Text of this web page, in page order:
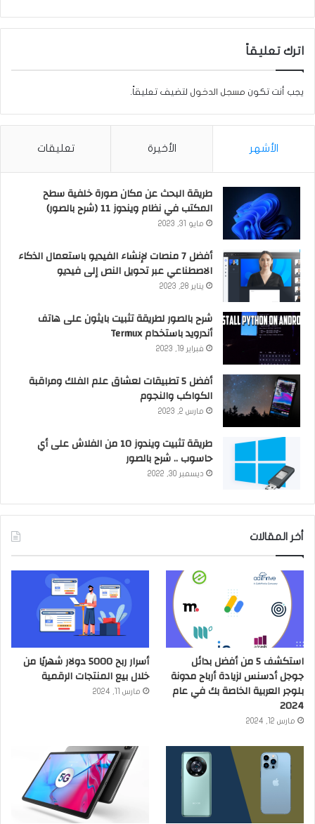
اترك تعليقاً
يجب أنت تكون مسجل الدخول لتضيف تعليقاً.
الأشهر الأخيرة تعليقات
طريقة البحث عن مكان صورة خلفية سطح
المكتب في نظام ويندوز 11 (شرح بالصور)
مايو 31, 2023
أفضل 7 منصات لإنشاء الفيديو باستعمال الذكاء
الاصطناعي عبر تحويل النص إلى فيديو
يناير 28, 2023
شرح بالصور لطريقة تثبيت بايثون على هاتف
أندرويد باستخدام Termux
فبراير 19, 2023
أفضل 5 تطبيقات لعشاق علم الفلك ومراقبة
الكواكب والنجوم
مارس 2, 2023
طريقة تثبيت ويندوز 10 من الفلاش على أي
حاسوب .. شرح بالصور
ديسمبر 30, 2022
أخر المقالات
استكشف 5 من أفضل بدائل
جوجل أدسنس لزيادة أرباح مدونة
بلوجر العربية الخاصة بك في عام
2024
مارس 12, 2024
أسرار ربح 5000 دولار شهريًا من
خلال بيع المنتجات الرقمية
مارس 11, 2024